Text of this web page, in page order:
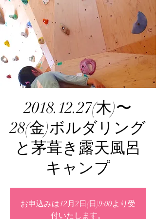
2018.12.27(木)〜
28(金)ボルダリング
と茅葺き露天風呂
キャンプ
お申込みは12月2日(日)9:00より受
付いたします。